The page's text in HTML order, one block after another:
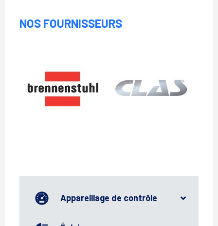
Appareillage de contrôle
NOS FOURNISSEURS